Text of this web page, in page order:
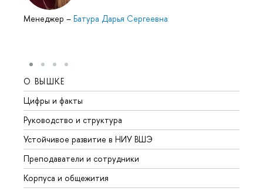
Менеджер – Батура Дарья Сергеевна
О ВЫШКЕ
Цифры и факты
Руководство и структура
Устойчивое развитие в НИУ ВШЭ
Преподаватели и сотрудники
Корпуса и общежития